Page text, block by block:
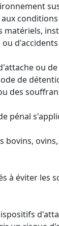
matériels,
d'accidents
ou
de
des
pénal
bovins,
à éviter les